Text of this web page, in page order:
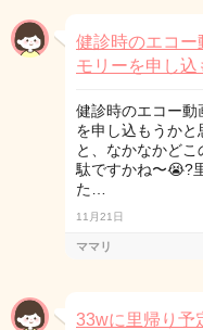
健診時のエコー
モリーを申し
健診時のエコー動
を申し込もうか
と、なかなかど
駄ですかね〜😭?
た…
11月21日
ママリ
33wに里帰り予